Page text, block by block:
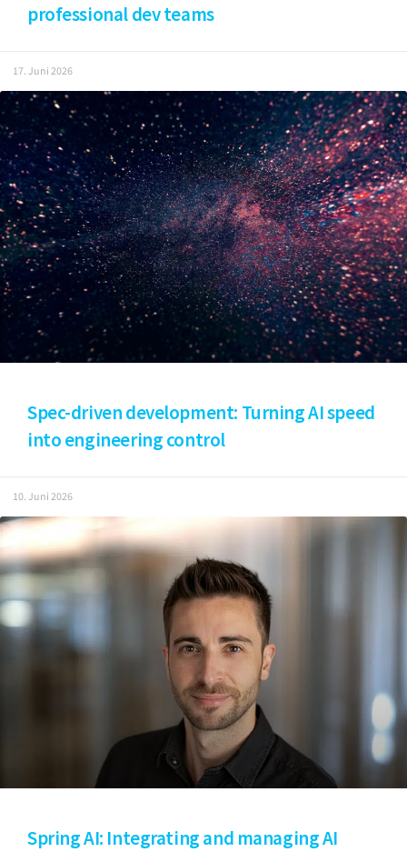
professional dev teams
17. Juni 2026
Spec-driven development: Turning AI speed
into engineering control
10. Juni 2026
Spring AI: Integrating and managing AI